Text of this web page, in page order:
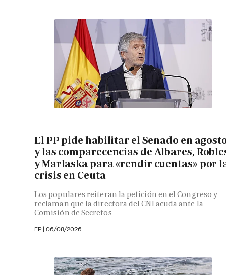
El PP pide habilitar el Senado en
y las comparecencias de Albares,
y Marlaska para «rendir cuentas» por
crisis en Ceuta
Los populares reiteran la petición en el Congreso y
reclaman que la directora del CNI acuda ante la
Comisión de Secretos
EP | 06/08/2026